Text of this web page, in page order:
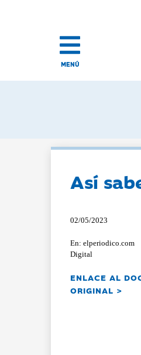
MENÚ
Así
02/05/2023
En: elperiodico.com
Digital
ENLACE AL
ORIGINAL >